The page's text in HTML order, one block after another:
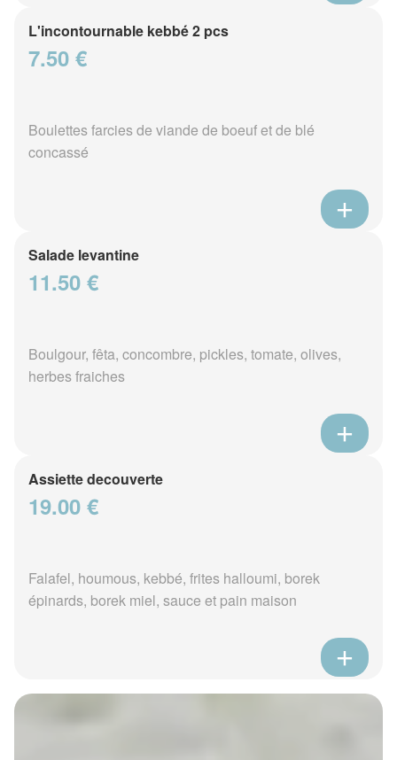
L'incontournable kebbé 2 pcs
7.50 €
Boulettes farcies de viande de boeuf et de blé
concassé
Salade levantine
11.50 €
Boulgour, fêta, concombre, pickles, tomate, olives,
herbes fraiches
Assiette decouverte
19.00 €
Falafel, houmous, kebbé, frites halloumi, borek
épinards, borek miel, sauce et pain maison